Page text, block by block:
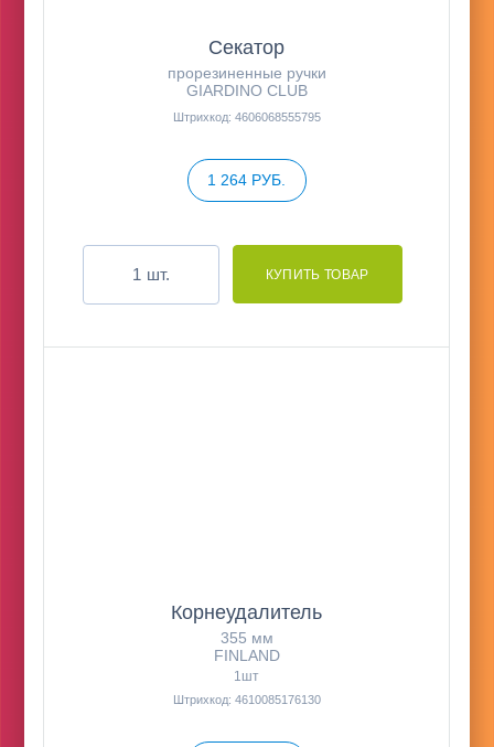
Секатор
прорезиненные ручки
GIARDINO CLUB
Штрихкод: 4606068555795
1 264 РУБ.
шт.
Корнеудалитель
355 мм
FINLAND
1шт
Штрихкод: 4610085176130